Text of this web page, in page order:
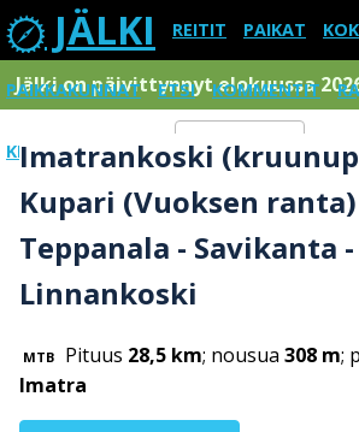
JÄLKI REITIT PAIKAT
PAIKKAKUNNAT ETSI KOMMENTIT
KIRJAUDU SISÄÄN Menu
Jälki on päivittynnyt elokuussa
Imatrankoski
Kupari (Vuoksen
Teppanala - Savikanta -
Linnankoski
MTB Pituus 28,5 km; nousua 308 m;
Imatra